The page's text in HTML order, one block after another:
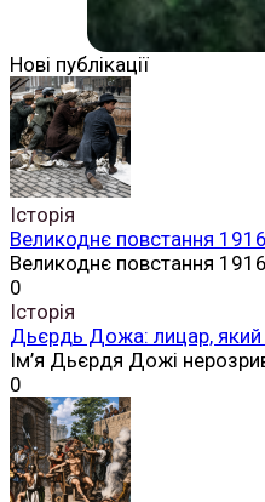
Нові публікації
Історія
Великоднє повстання
Великоднє повстання
0
Історія
Дьєрдь Дожа: лицар, який
Ім’я Дьєрдя Дожі
0